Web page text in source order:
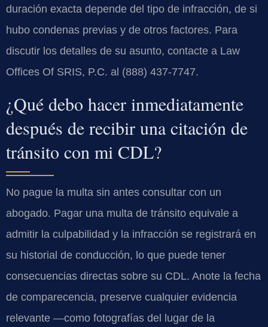
duración exacta depende del tipo de infracción, de si
hubo condenas previas y de otros factores. Para
discutir los detalles de su asunto, contacte a Law
Offices Of SRIS, P.C. al (888) 437-7747.
¿Qué debo hacer inmediatamente
después de recibir una citación de
tránsito con mi CDL?
No pague la multa sin antes consultar con un
abogado. Pagar una multa de tránsito equivale a
admitir la culpabilidad y la infracción se registrará en
su historial de conducción, lo que puede tener
consecuencias directas sobre su CDL. Anote la fecha
de comparecencia, preserve cualquier evidencia
relevante —como fotografías del lugar de la